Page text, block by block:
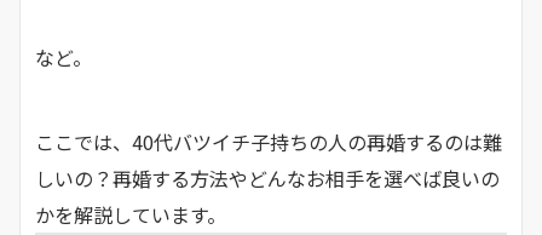
など。
ここでは、40代バツイチ子持ちの人の再婚するのは難
しいの？再婚する方法やどんなお相手を選べば良いの
かを解説しています。